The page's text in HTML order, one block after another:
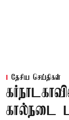
தேசிய செய்திகள்
கால்நடை